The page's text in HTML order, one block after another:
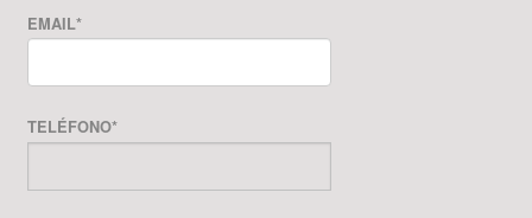
EMAIL*
TELÉFONO*